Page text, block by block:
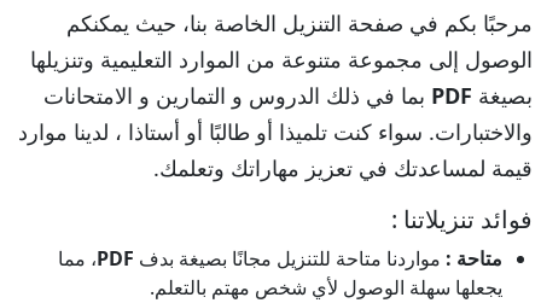
مرحبًا بكم في صفحة التنزيل الخاصة بنا، حيث يمكنكم
الوصول إلى مجموعة متنوعة من الموارد التعليمية وتنزيلها
بصيغة PDF بما في ذلك الدروس و التمارين و الامتحانات
والاختبارات. سواء كنت تلميذا أو طالبًا أو أستاذا ، لدينا موارد
قيمة لمساعدتك في تعزيز مهاراتك وتعلمك.
فوائد تنزيلاتنا :
متاحة : مواردنا متاحة للتنزيل مجانًا بصيغة بدف PDF، مما
يجعلها سهلة الوصول لأي شخص مهتم بالتعلم.